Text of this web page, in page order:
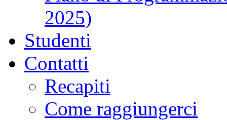
2025)
Studenti
Contatti
Recapiti
Come raggiungerci